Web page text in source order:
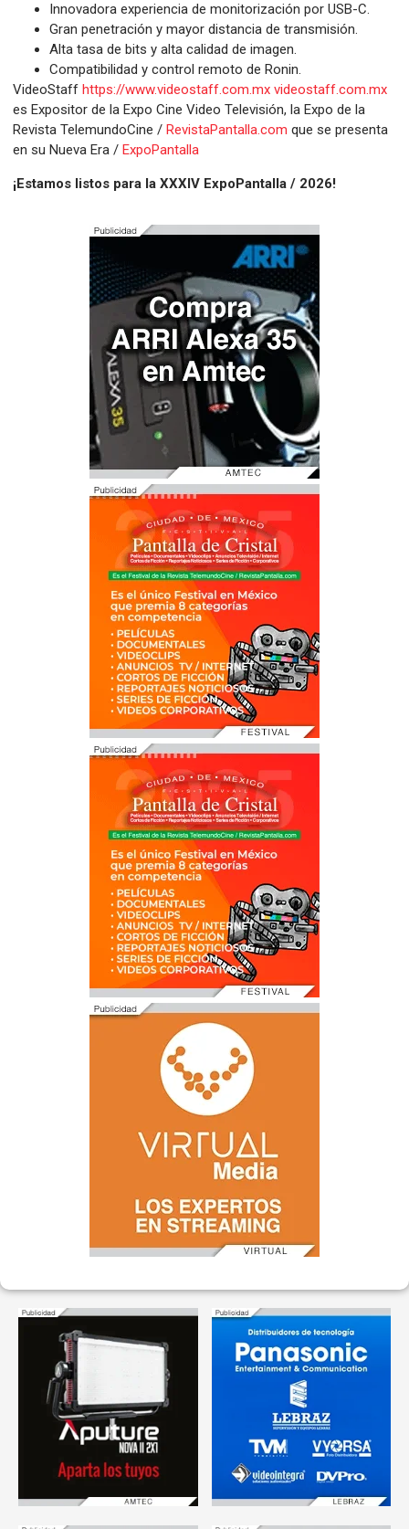
Innovadora experiencia de monitorización por USB-C.
Gran penetración y mayor distancia de transmisión.
Alta tasa de bits y alta calidad de imagen.
Compatibilidad y control remoto de Ronin.
VideoStaff https://www.videostaff.com.mx videostaff.com.mx
es Expositor de la Expo Cine Video Televisión, la Expo de la
Revista TelemundoCine / RevistaPantalla.com que se presenta
en su Nueva Era / ExpoPantalla
¡Estamos listos para la XXXIV ExpoPantalla / 2026!